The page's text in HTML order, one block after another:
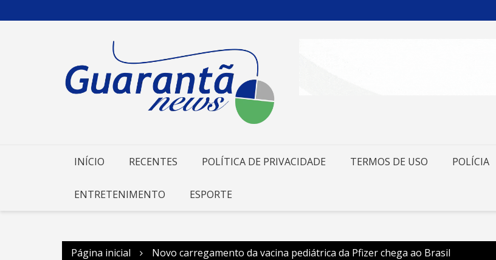
para
INÍCIO RECENTES POLÍTICA DE PRIVACIDADE TERMOS DE USO POLÍCIA
ENTRETENIMENTO ESPORTE
Página inicial Novo carregamento da vacina pediátrica da Pfizer chega ao Brasil